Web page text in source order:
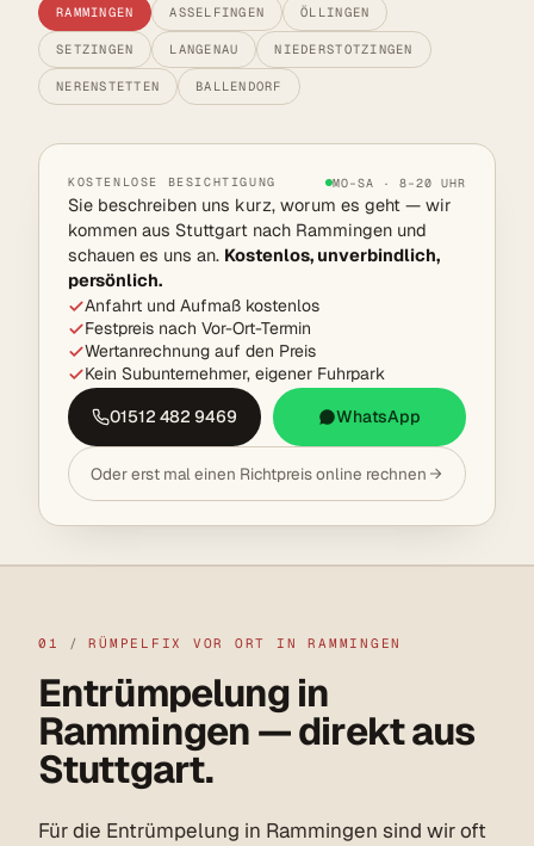
RAMMINGEN ASSELFINGEN ÖLLINGEN
SETZINGEN LANGENAU NIEDERSTOTZINGEN
NERENSTETTEN BALLENDORF
KOSTENLOSE BESICHTIGUNG MO–SA · 8–20 UHR
Sie beschreiben uns kurz, worum es geht — wir
kommen aus Stuttgart nach Rammingen und
schauen es uns an. Kostenlos, unverbindlich,
persönlich.
Anfahrt und Aufmaß kostenlos
Festpreis nach Vor-Ort-Termin
Wertanrechnung auf den Preis
Kein Subunternehmer, eigener Fuhrpark
01512 482 9469
WhatsApp
Oder erst mal einen Richtpreis online rechnen
01 / RÜMPELFIX VOR ORT IN RAMMINGEN
Entrümpelung in
Rammingen — direkt aus
Stuttgart.
Für die Entrümpelung in Rammingen sind wir oft